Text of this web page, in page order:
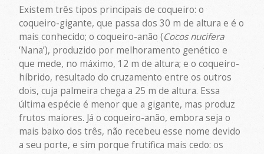
Existem três tipos principais de coqueiro: o
coqueiro-gigante, que passa dos 30 m de altura e é o
mais conhecido; o coqueiro-anão (Cocos nucifera
‘Nana’), produzido por melhoramento genético e
que mede, no máximo, 12 m de altura; e o coqueiro-
híbrido, resultado do cruzamento entre os outros
dois, cuja palmeira chega a 25 m de altura. Essa
última espécie é menor que a gigante, mas produz
frutos maiores. Já o coqueiro-anão, embora seja o
mais baixo dos três, não recebeu esse nome devido
a seu porte, e sim porque frutifica mais cedo: os